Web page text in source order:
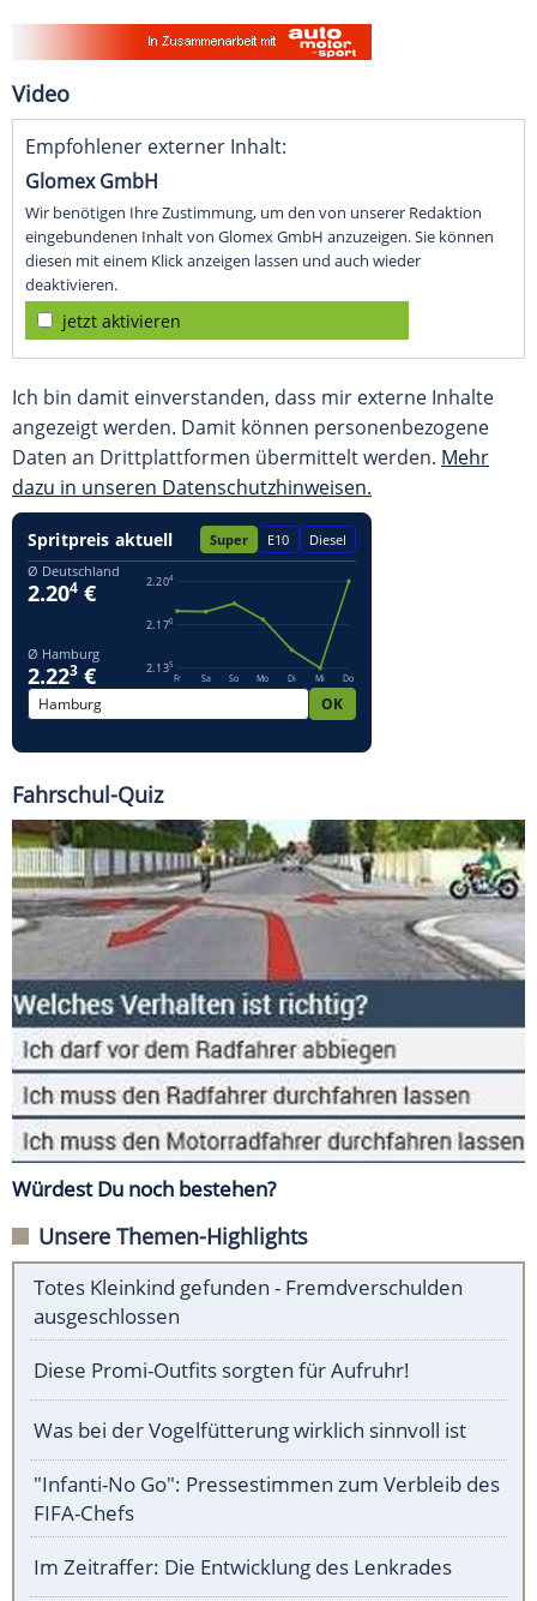
Video
Empfohlener externer Inhalt:
Glomex GmbH
Wir benötigen Ihre Zustimmung, um den von unserer Redaktion
eingebundenen Inhalt von Glomex GmbH anzuzeigen. Sie können
diesen mit einem Klick anzeigen lassen und auch wieder
deaktivieren.
jetzt aktivieren
Ich bin damit einverstanden, dass mir externe Inhalte
angezeigt werden. Damit können personenbezogene
Daten an Drittplattformen übermittelt werden. Mehr
dazu in unseren Datenschutzhinweisen.
Fahrschul-Quiz
Würdest Du noch bestehen?
Unsere Themen-Highlights
Totes Kleinkind gefunden - Fremdverschulden
ausgeschlossen
Diese Promi-Outfits sorgten für Aufruhr!
Was bei der Vogelfütterung wirklich sinnvoll ist
"Infanti-No Go": Pressestimmen zum Verbleib des
FIFA-Chefs
Im Zeitraffer: Die Entwicklung des Lenkrades